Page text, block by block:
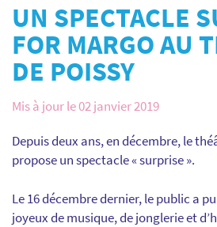
UN SPECTACLE
FOR MARGO AU
DE POISSY
Mis à jour le 02 janvier 2019
Depuis deux ans, en décembre, le
propose un spectacle « surprise ».
Le 16 décembre dernier, le public a
joyeux de musique, de jonglerie et